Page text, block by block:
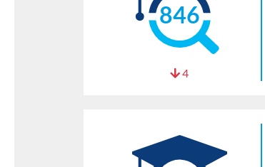
846
4